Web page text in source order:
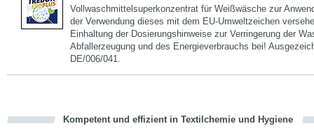
Vollwaschmittelsuperkonzentrat für Weißwäsche zur
der Verwendung dieses mit dem EU-Umweltzeichen
Einhaltung der Dosierungshinweise zur Verringerung der
Abfallerzeugung und des Energieverbrauchs bei!
DE/006/041.
Kompetent und effizient in Textilchemie und Hygiene